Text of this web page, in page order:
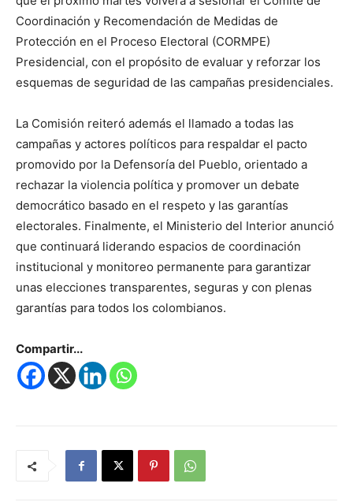
Coordinación y Recomendación de Medidas de
Protección en el Proceso Electoral (CORMPE)
Presidencial, con el propósito de evaluar y reforzar los
esquemas de seguridad de las campañas presidenciales.
La Comisión reiteró además el llamado a todas las
campañas y actores políticos para respaldar el pacto
promovido por la Defensoría del Pueblo, orientado a
rechazar la violencia política y promover un debate
democrático basado en el respeto y las garantías
electorales. Finalmente, el Ministerio del Interior anunció
que continuará liderando espacios de coordinación
institucional y monitoreo permanente para garantizar
unas elecciones transparentes, seguras y con plenas
garantías para todos los colombianos.
Compartir...